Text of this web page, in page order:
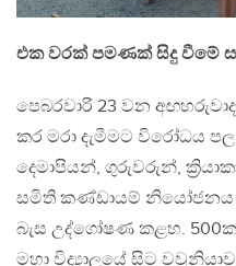
එක වරක් පමණක් සිදු වීමේ
පෙබරවාරි 23 වන
කර මරා දැමීමට විරෝධය
දෙමාපියන්, ගුරුවරුන්,
සමිති කණ්ඩායම් නියෝජනය
බැස උද්ගෝෂණ කළහ.
මහා විද්‍යාලයේ සිට